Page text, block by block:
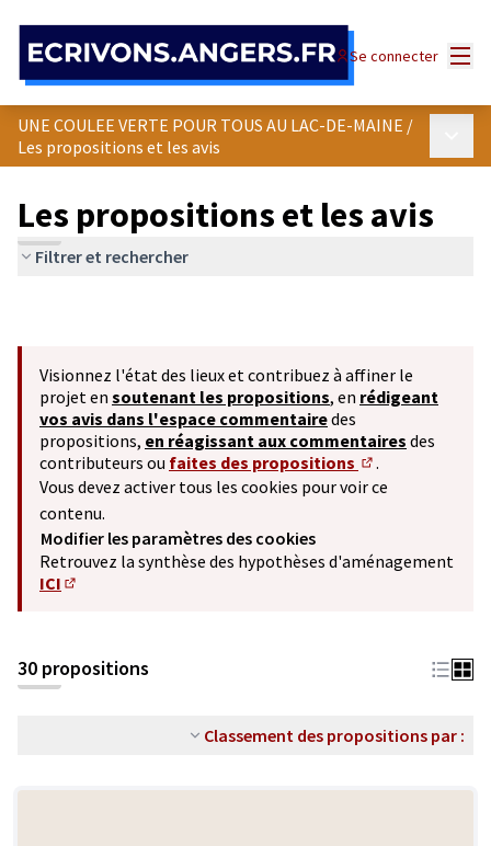
Se connecter
UNE COULEE VERTE POUR TOUS AU LAC-DE-MAINE /
Les propositions et les avis
Les propositions et les avis
Filtrer et rechercher
Visionnez l'état des lieux et contribuez à affiner le
projet en soutenant les propositions, en rédigeant
vos avis dans l'espace commentairedes
propositions, en réagissant aux commentaires des
contributeurs ou faites des propositions
(S'ouvre dans
.
Vous devez activer tous les cookies pour voir ce
contenu.
Modifier les paramètres des cookies
Retrouvez la synthèse des hypothèses d'aménagement
ICI
30 propositions
Classement des propositions par :